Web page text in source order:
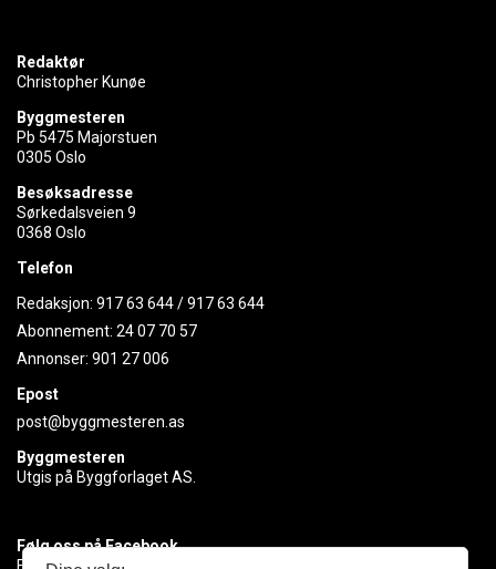
Redaktør
Christopher Kunøe
Byggmesteren
Pb 5475 Majorstuen
0305 Oslo
Besøksadresse
Sørkedalsveien 9
0368 Oslo
Telefon
Redaksjon: 917 63 644/917 63 644
Abonnement: 24 07 70 57
Annonser: 901 27 006
Epost
post@byggmesteren.as
Byggmesteren
Utgis på Byggforlaget AS.
Følg oss på Facebook
Få med deg det siste innen byggebransjen